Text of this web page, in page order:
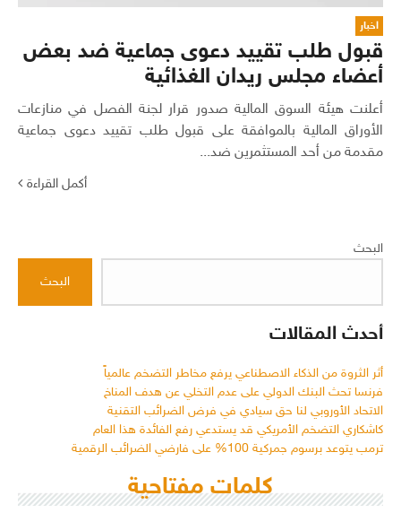
اخبار
قبول طلب تقييد دعوى جماعية ضد بعض
أعضاء مجلس ريدان الغذائية
أعلنت هيئة السوق المالية صدور قرار لجنة الفصل في منازعات
الأوراق المالية بالموافقة على قبول طلب تقييد دعوى جماعية
مقدمة من أحد المستثمرين ضد...
أكمل القراءة
البحث
البحث
أحدث المقالات
أثر الثروة من الذكاء الاصطناعي يرفع مخاطر التضخم عالمياً
فرنسا تحث البنك الدولي على عدم التخلي عن هدف المناخ
الاتحاد الأوروبي لنا حق سيادي في فرض الضرائب التقنية
كاشكاري التضخم الأمريكي قد يستدعي رفع الفائدة هذا العام
ترمب يتوعد برسوم جمركية 100% على فارضي الضرائب الرقمية
كلمات مفتاحية